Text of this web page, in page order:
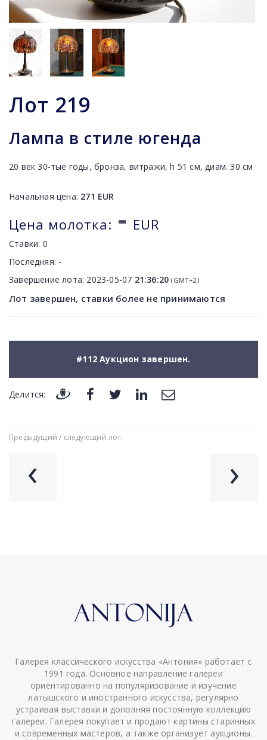
Лот 219
Лампа в стиле югенда
20 век 30-тые годы, бронза, витражи, h 51 см, диам. 30 см
Начальная цена: 271 EUR
Цена молотка: - EUR
Ставки: 0
Последняя: -
Завершение лота: 2023-05-07 21:36:20 (GMT+2)
Лот завершен, ставки более не принимаются
#112 Аукцион завершен.
Делится:
Предыдущий / следующий лот:
‹ ›
Галерея классического искусства «Антония» работает с
1991 года. Основное направление галереи
ориентированно на популяризование и изучение
латышского и иностранного искусства, регулярно
устраивая выставки и дополняя постоянную коллекцию
галереи. Галерея покупает и продают картины старинных
и современных мастеров, а также организует аукционы.